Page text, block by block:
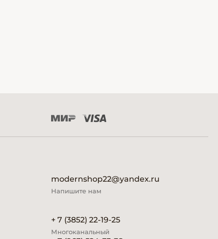
modernshop22@yandex.ru
Напишите нам
+ 7 (3852) 22-19-25
Многоканальный